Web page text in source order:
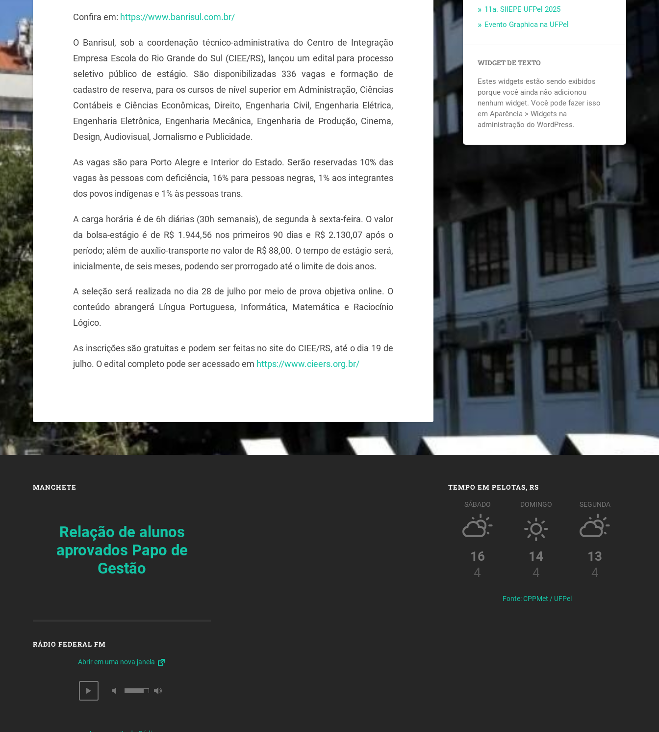
Confira em: https://www.banrisul.com.br/
O Banrisul, sob a coordenação técnico-administrativa do Centro de Integração
Empresa Escola do Rio Grande do Sul (CIEE/RS), lançou um edital para processo
seletivo público de estágio. São disponibilizadas 336 vagas e formação de
cadastro de reserva, para os cursos de nível superior em Administração, Ciências
Contábeis e Ciências Econômicas, Direito, Engenharia Civil, Engenharia Elétrica,
Engenharia Eletrônica, Engenharia Mecânica, Engenharia de Produção, Cinema,
Design, Audiovisual, Jornalismo e Publicidade.
As vagas são para Porto Alegre e Interior do Estado. Serão reservadas 10% das
vagas às pessoas com deficiência, 16% para pessoas negras, 1% aos integrantes
dos povos indígenas e 1% às pessoas trans.
A carga horária é de 6h diárias (30h semanais), de segunda à sexta-feira. O valor
da bolsa-estágio é de R$ 1.944,56 nos primeiros 90 dias e R$ 2.130,07 após o
período; além de auxílio-transporte no valor de R$ 88,00. O tempo de estágio será,
inicialmente, de seis meses, podendo ser prorrogado até o limite de dois anos.
A seleção será realizada no dia 28 de julho por meio de prova objetiva online. O
conteúdo abrangerá Língua Portuguesa, Informática, Matemática e Raciocínio
Lógico.
As inscrições são gratuitas e podem ser feitas no site do CIEE/RS, até o dia 19 de
julho. O edital completo pode ser acessado em https://www.cieers.org.br/
11a. SIIEPE UFPel 2025
Evento Graphica na UFPel
WIDGET DE TEXTO
Estes widgets estão sendo exibidos
porque você ainda não adicionou
nenhum widget. Você pode fazer isso
em Aparência > Widgets na
administração do WordPress.
MANCHETE
Relação de alunos
aprovados Papo de
Gestão
RÁDIO FEDERAL FM
Abrir em uma nova janela
TEMPO EM PELOTAS, RS
SÁBADO
16
4
DOMINGO
14
4
SEGUNDA
13
4
Fonte: CPPMet / UFPel